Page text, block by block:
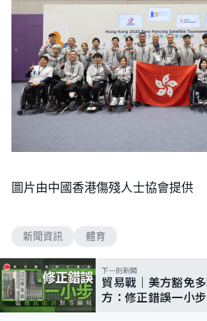
圖片由中國香港傷殘人士協會提供
新聞資訊 體育
下一則新聞
貿易戰｜美方豁免
方：修正錯誤一小